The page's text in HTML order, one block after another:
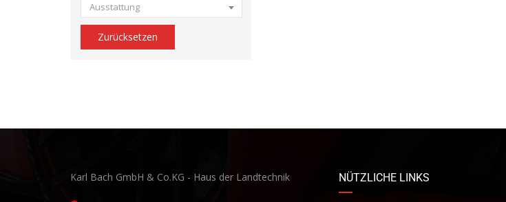
Ausstattung
Zurücksetzen
Karl Bach GmbH & Co.KG - Haus der Landtechnik NÜTZLICHE LINKS